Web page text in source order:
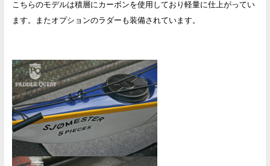
こちらのモデルは積層にカーボンを使用しており軽量に仕上がってい
ます。またオプションのラダーも装備されています。